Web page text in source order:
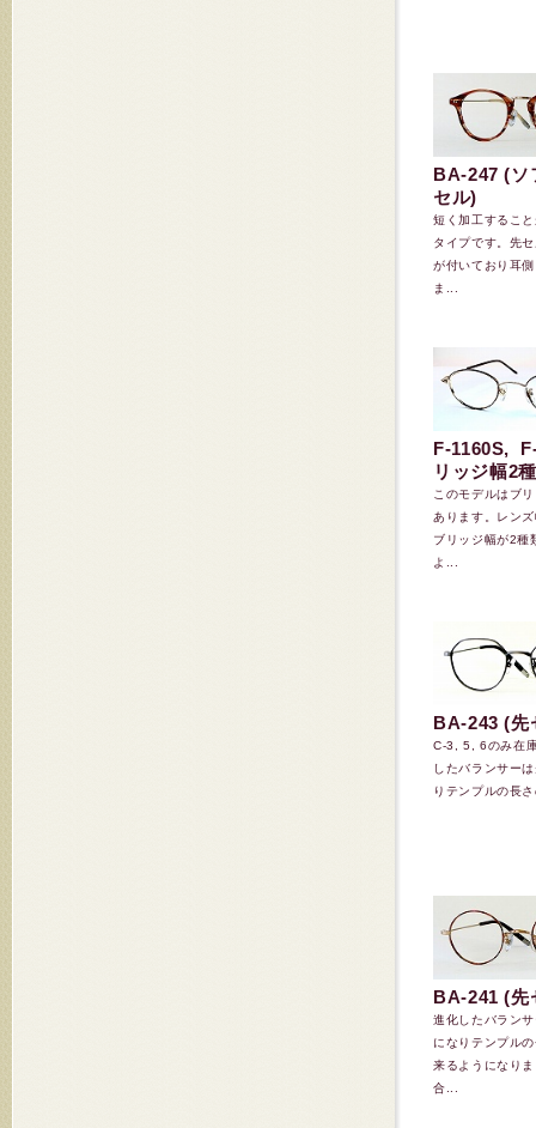
BA-247 (ソ
セル)
短く加工するこ
タイプです。先
が付いており耳
ま...
F-1160S,
リッジ幅2
このモデルはブ
あります。レン
ブリッジ幅が2種
よ...
BA-243 (先
C-3, 5, 6のみ在
したバランサー
りテンプルの長
BA-241 (先
進化したバラン
になりテンプル
来るようになり
合...